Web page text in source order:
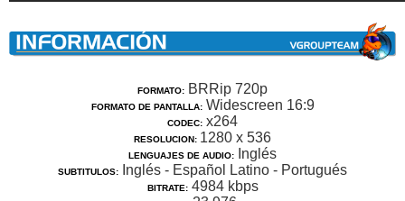
FORMATO: BRRip 720p
FORMATO DE PANTALLA: Widescreen 16:9
CODEC: x264
RESOLUCION: 1280 x 536
LENGUAJES DE AUDIO: Inglés
SUBTITULOS: Inglés - Español Latino - Portugués
BITRATE:4984 kbps